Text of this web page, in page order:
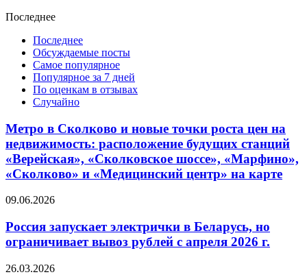
Последнее
Последнее
Обсуждаемые посты
Самое популярное
Популярное за 7 дней
По оценкам в отзывах
Случайно
Метро в Сколково и новые точки роста цен на
недвижимость: расположение будущих станций
«Верейская», «Сколковское шоссе», «Марфино»,
«Сколково» и «Медицинский центр» на карте
09.06.2026
Россия запускает электрички в Беларусь, но
ограничивает вывоз рублей с апреля 2026 г.
26.03.2026